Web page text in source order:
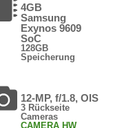
4GB
Samsung
Exynos 9609
SoC
128GB
Speicherung
12-MP, f/1.8, OIS
3 Rückseite
Cameras
CAMERA HW